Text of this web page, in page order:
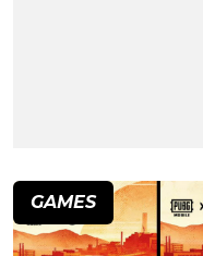
GAMES